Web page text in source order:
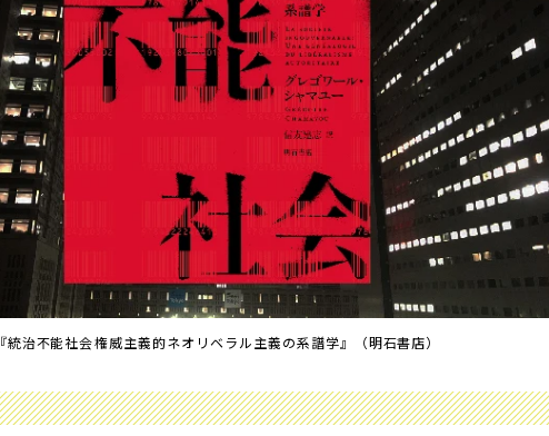
『統治不能社会――権威主義的ネオリベラル主義の系譜学』（明石書店）